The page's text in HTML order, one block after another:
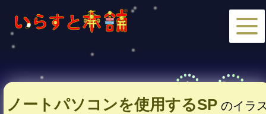
ノートパソコンを使用するSPのイラ